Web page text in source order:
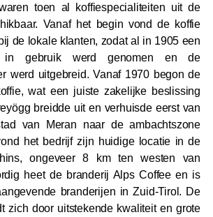
toen al koffiespecialiteiten uit de
Vanaf het begin vond de koffie
de lokale klanten, zodat al in 1905 een
in gebruik werd genomen en de
werd uitgebreid. Vanaf 1970 begon de
wat een juiste zakelijke beslissing
breidde uit en verhuisde eerst van
van Meran naar de ambachtszone
het bedrijf zijn huidige locatie in de
ongeveer 8 km ten westen van
heet de branderij Alps Coffee en is
branderijen in Zuid-Tirol. De
zich door uitstekende kwaliteit en grote